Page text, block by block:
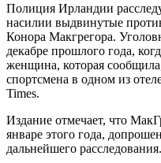
Полиция Ирландии
насилии выдвинутые
Конора Макгрегора.
декабре прошлого года,
женщина, которая
спортсмена в одном из
Times.
Издание отмечает, что
январе этого года,
дальнейшего расследования.